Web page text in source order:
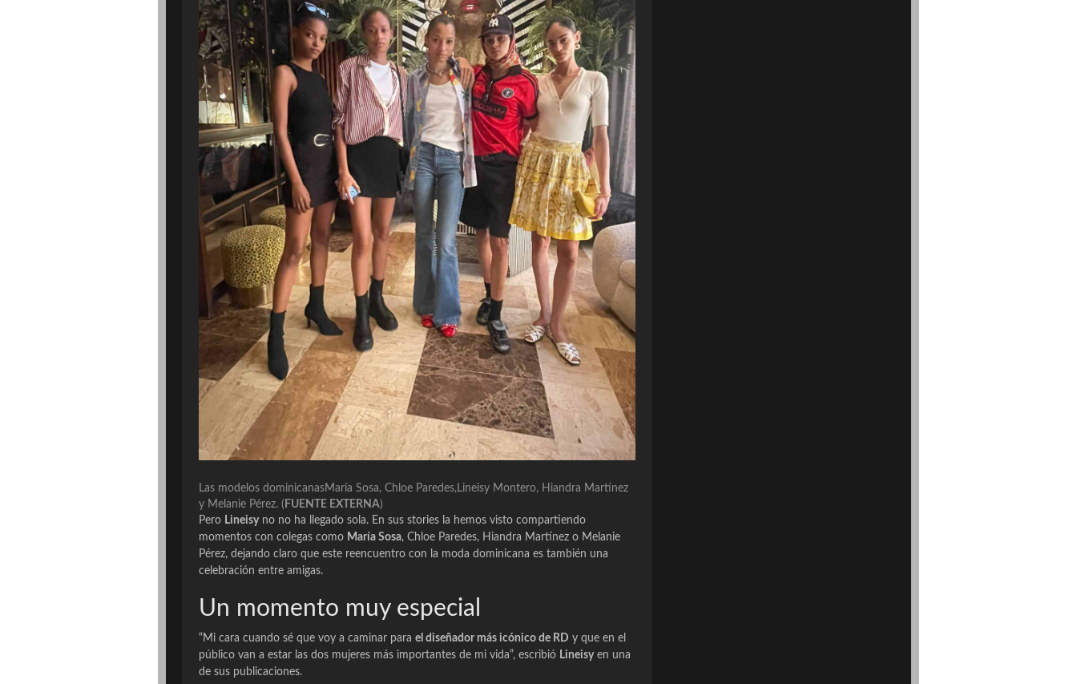
Las modelos dominicanasMaría Sosa, Chloe Paredes,Lineisy Montero, Hiandra Martínez
y Melanie Pérez. ( FUENTE EXTERNA)
Pero Lineisyno no ha llegado sola. En sus stories la hemos visto compartiendo
momentos con colegas como María Sosa, Chloe Paredes, Hiandra Martínez o Melanie
Pérez, dejando claro que este reencuentro con la moda dominicana es también una
celebración entre amigas.
Un momento muy especial
“ Mi cara cuando sé que voy a caminar para el diseñador más icónico de RD y que en el
público van a estar las dos mujeres más importantes de mi vida”, escribió Lineisyen una
de sus publicaciones.